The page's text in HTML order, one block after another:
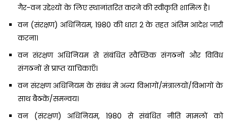
गैर-वन उद्देश्यों के लिए स्थानांतरित करने की स्वीकृति शामिल है।
वन (संरक्षण) अधिनियम, 1980 की धारा 2 के तहत अंतिम आदेश जारी
करना।
वन संरक्षण अधिनियम से संबंधित स्वैच्छिक संगठनों और विविध
संगठनों से प्राप्त याचिकाएँ।
वन संरक्षण अधिनियम के संबंध में अन्य विभागों/मंत्रालयों/विभागों के
साथ बैठकें/समन्वय।
वन (संरक्षण) अधिनियम, 1980 से संबंधित नीति मामलों को